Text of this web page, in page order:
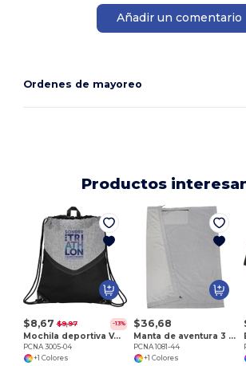
Añadir un comentario
Ordenes de mayoreo
Productos
$8,67 $9,97 -13%
Mochila deportiva Voyager con cordón
PCNA 3005-04
+1 Colores
$36,68
Manta de aventura 3 en 1
PCNA 1081-44
+1 Colores